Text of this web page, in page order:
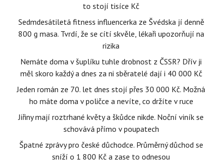
to stojí tisíce Kč
Sedmdesátiletá fitness influencerka ze Švédska jí denně
800 g masa. Tvrdí, že se cítí skvěle, lékaři upozorňují na
rizika
Nemáte doma v šuplíku tuhle drobnost z ČSSR? Dřív ji
měl skoro každý a dnes za ni sběratelé dají i 40 000 Kč
Jeden román ze 70. let dnes stojí přes 30 000 Kč. Možná
ho máte doma v poličce a nevíte, co držíte v ruce
Jiřiny mají roztrhané květy a škůdce nikde. Noční viník se
schovává přímo v poupatech
Špatné zprávy pro české důchodce. Průměrný důchod se
sníží o 1 800 Kč a zase to odnesou